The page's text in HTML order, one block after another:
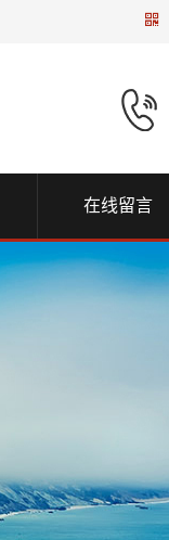
在线留言